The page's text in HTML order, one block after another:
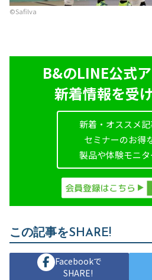
©︎Safilva
B&のLINE公式
新着情報を受
新着・オススメ
セミナーのお得
製品や体験モニ
この記事をSHARE!
Facebookで
SHARE!